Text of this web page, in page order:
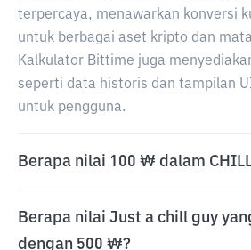
terpercaya, menawarkan konversi
untuk berbagai aset kripto dan
Kalkulator Bittime juga
seperti data historis dan tampilan
untuk pengguna.
Berapa nilai 100 ₩ dalam
Berapa nilai Just a chill guy
dengan 500 ₩?